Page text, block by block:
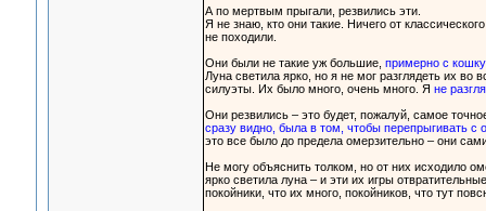
А по мертвым прыгали, резвились эти.
Я не знаю, кто они такие. Ничего от
не походили.
Они были не такие уж большие, примерно с
Луна светила ярко, но я не мог разглядеть их во
силуэты. Их было много, очень много. Я не
Они резвились – это будет, пожалуй, самое
сразу видно, была в том, чтобы перепрыгивать с
это все было до предела омерзительно – они
Не могу объяснить толком, но от них исходило
ярко светила луна – и эти их игры
покойники, что их много, покойников, что тут